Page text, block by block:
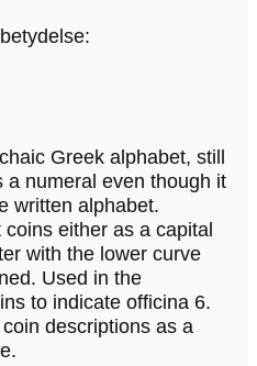
Greek alphabet, still
a numeral even though it
written alphabet.
either as a capital
with the lower curve
Used in the
to indicate officina 6.
descriptions as a